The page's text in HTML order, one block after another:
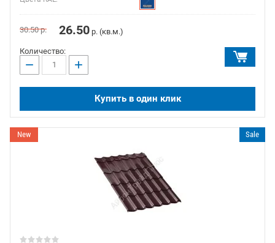
30.50р. 26.50 р. (кв.м.)
Количество:
− +
Купить в один клик
New Sale